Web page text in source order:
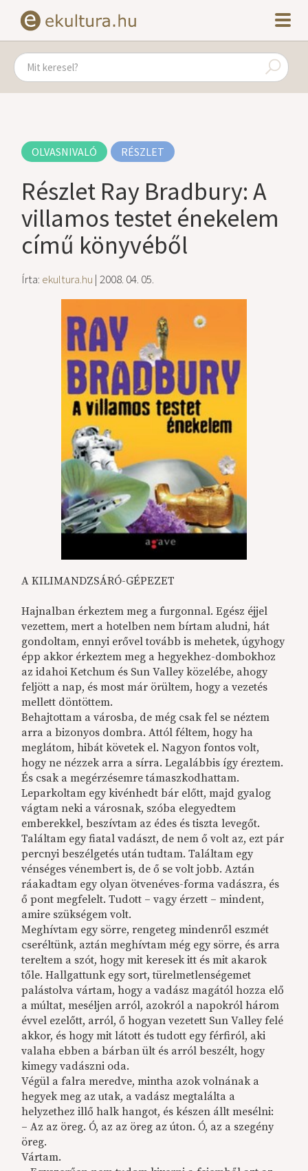
OLVASNIVALÓ RÉSZLET
Részlet Ray Bradbury: A
villamos testet énekelem
című könyvéből
Írta: ekultura.hu | 2008. 04. 05.
A KILIMANDZSÁRÓ-GÉPEZET
Hajnalban érkeztem meg a furgonnal. Egész éjjel
vezettem, mert a hotelben nem bírtam aludni, hát
gondoltam, ennyi erővel tovább is mehetek, úgyhogy
épp akkor érkeztem meg a hegyekhez-dombokhoz
az idahoi Ketchum és Sun Valley közelébe, ahogy
feljött a nap, és most már örültem, hogy a vezetés
mellett döntöttem.
Behajtottam a városba, de még csak fel se néztem
arra a bizonyos dombra. Attól féltem, hogy ha
meglátom, hibát követek el. Nagyon fontos volt,
hogy ne nézzek arra a sírra. Legalábbis így éreztem.
És csak a megérzésemre támaszkodhattam.
Leparkoltam egy kivénhedt bár előtt, majd gyalog
vágtam neki a városnak, szóba elegyedtem
emberekkel, beszívtam az édes és tiszta levegőt.
Találtam egy fiatal vadászt, de nem ő volt az, ezt pár
percnyi beszélgetés után tudtam. Találtam egy
vénséges vénembert is, de ő se volt jobb. Aztán
ráakadtam egy olyan ötvenéves-forma vadászra, és
ő pont megfelelt. Tudott – vagy érzett – mindent,
amire szükségem volt.
Meghívtam egy sörre, rengeteg mindenről eszmét
cseréltünk, aztán meghívtam még egy sörre, és arra
tereltem a szót, hogy mit keresek itt és mit akarok
tőle. Hallgattunk egy sort, türelmetlenségemet
palástolva vártam, hogy a vadász magától hozza elő
a múltat, meséljen arról, azokról a napokról három
évvel ezelőtt, arról, ő hogyan vezetett Sun Valley felé
akkor, és hogy mit látott és tudott egy férfiról, aki
valaha ebben a bárban ült és arról beszélt, hogy
kimegy vadászni oda.
Végül a falra meredve, mintha azok volnának a
hegyek meg az utak, a vadász megtalálta a
helyzethez illő halk hangot, és készen állt mesélni:
– Az az öreg. Ó, az az öreg az úton. Ó, az a szegény
öreg.
Vártam.